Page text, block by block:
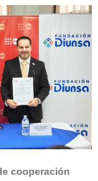
cooperación